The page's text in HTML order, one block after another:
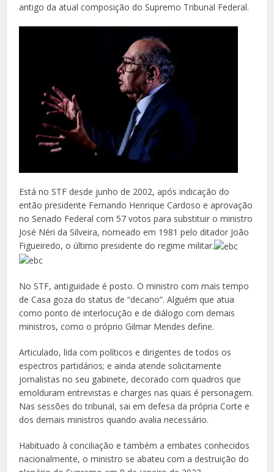
antigo da atual composição do Supremo Tribunal Federal.
Está no STF desde junho de 2002, após indicação do
então presidente Fernando Henrique Cardoso e aprovação
no Senado Federal com 57 votos para substituir o ministro
José Néri da Silveira, nomeado em 1981 pelo ditador João
Figueiredo, o último presidente do regime militar.
No STF, antiguidade é posto. O ministro com mais tempo
de Casa goza do status de “decano”. Alguém que atua
como ponto de interlocução e de diálogo com demais
ministros, como o próprio Gilmar Mendes define.
Articulado, lida com políticos e dirigentes de todos os
espectros partidários; e ainda atende solicitamente
jornalistas no seu gabinete, decorado com quadros que
emolduram entrevistas e charges nas quais é personagem.
Nas sessões do tribunal, sai em defesa da própria Corte e
dos demais ministros quando avalia necessário.
Habituado à conciliação e também a embates conhecidos
nacionalmente, o ministro se abateu com a destruição do